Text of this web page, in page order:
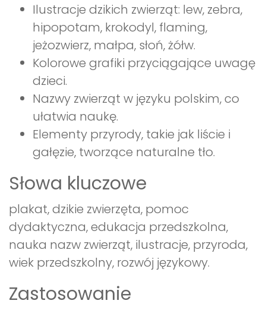
Ilustracje dzikich zwierząt: lew, zebra,
hipopotam, krokodyl, flaming,
jeżozwierz, małpa, słoń, żółw.
Kolorowe grafiki przyciągające uwagę
dzieci.
Nazwy zwierząt w języku polskim, co
ułatwia naukę.
Elementy przyrody, takie jak liście i
gałęzie, tworzące naturalne tło.
Słowa kluczowe
plakat, dzikie zwierzęta, pomoc
dydaktyczna, edukacja przedszkolna,
nauka nazw zwierząt, ilustracje, przyroda,
wiek przedszkolny, rozwój językowy.
Zastosowanie